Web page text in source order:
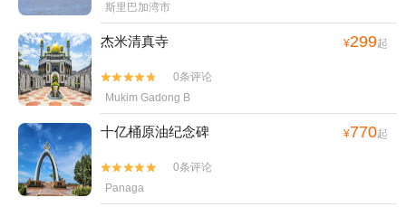
斯里巴加湾市
杰米清真寺 ¥299起


0条评论
Mukim Gadong B
十亿桶原油纪念碑 ¥770起


0条评论
Panaga